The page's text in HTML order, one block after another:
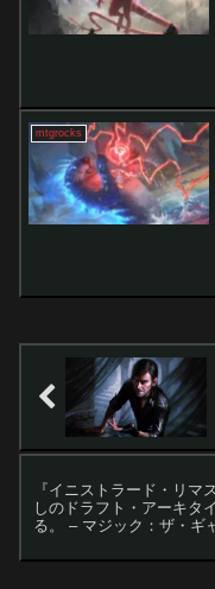
mtgrocks
『イニストラード・リマ
しのドラフト・アーキタ
る。 – マジック：ザ・ギ